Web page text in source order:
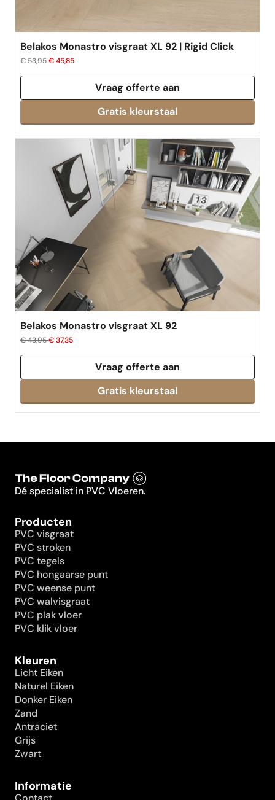
Belakos Monastro visgraat XL 92 | Rigid Click
€ 53,95€ 45,85
Vraag offerte aan
Belakos Monastro visgraat XL 92
€ 43,95€ 37,35
Vraag offerte aan
Dé specialist in PVC Vloeren.
Producten
PVC visgraat
PVC stroken
PVC tegels
PVC hongaarse punt
PVC weense punt
PVC walvisgraat
PVC plak vloer
PVC klik vloer
Kleuren
Licht Eiken
Naturel Eiken
Donker Eiken
Zand
Antraciet
Grijs
Zwart
Informatie